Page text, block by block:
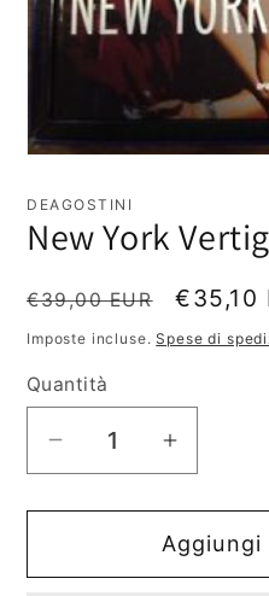
multimediali
in
finestra
DEAGOSTINI
New York
Prezzo
di
€39,00 EUR
Prezzo
€35,10
Imposte incluse.Spese di
Quantità
Diminuisci
quantità
per
York
Aumenta
quantità
per
New
York